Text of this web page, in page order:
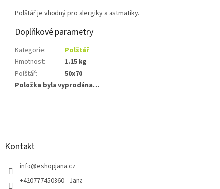
Polštář je vhodný pro alergiky a astmatiky.
Doplňkové parametry
Kategorie:
Polštář
Hmotnost:
1.15 kg
Polštář:
50x70
Položka byla vyprodána…
Z
Kontakt
info@eshopjana.cz
+420777450360 - Jana